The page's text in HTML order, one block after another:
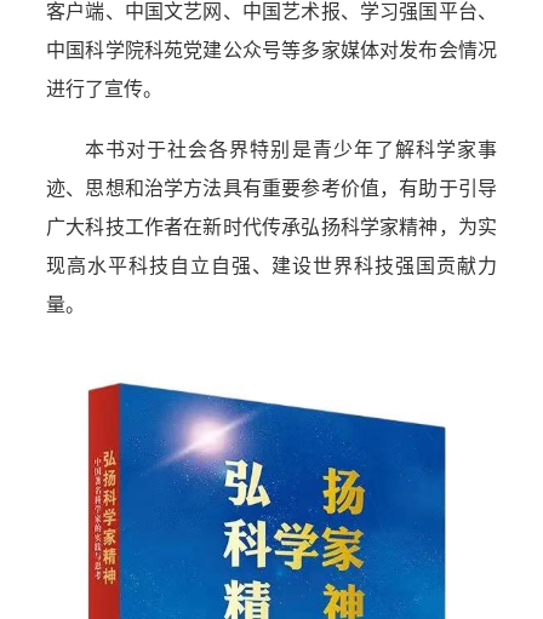
客户端、中国文艺网、中国艺术报、学习强国平台、
中国科学院科苑党建公众号等多家媒体对发布会情况
进行了宣传。
本书对于社会各界特别是青少年了解科学家事
迹、思想和治学方法具有重要参考价值，有助于引导
广大科技工作者在新时代传承弘扬科学家精神，为实
现高水平科技自立自强、建设世界科技强国贡献力
量。